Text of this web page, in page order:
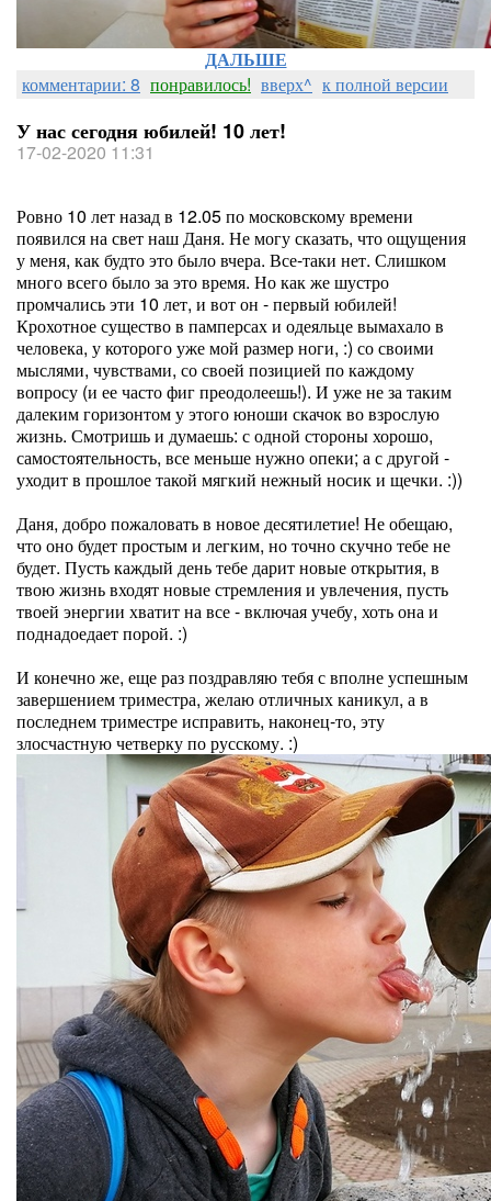
ДАЛЬШЕ
комментарии: 8 понравилось! вверх^ к полной версии
У нас сегодня юбилей! 10 лет!
17-02-2020 11:31
Ровно 10 лет назад в 12.05 по московскому времени
появился на свет наш Даня. Не могу сказать, что ощущения
у меня, как будто это было вчера. Все-таки нет. Слишком
много всего было за это время. Но как же шустро
промчались эти 10 лет, и вот он - первый юбилей!
Крохотное существо в памперсах и одеяльце вымахало в
человека, у которого уже мой размер ноги, :) со своими
мыслями, чувствами, со своей позицией по каждому
вопросу (и ее часто фиг преодолеешь!). И уже не за таким
далеким горизонтом у этого юноши скачок во взрослую
жизнь. Смотришь и думаешь: с одной стороны хорошо,
самостоятельность, все меньше нужно опеки; а с другой -
уходит в прошлое такой мягкий нежный носик и щечки. :))
Даня, добро пожаловать в новое десятилетие! Не обещаю,
что оно будет простым и легким, но точно скучно тебе не
будет. Пусть каждый день тебе дарит новые открытия, в
твою жизнь входят новые стремления и увлечения, пусть
твоей энергии хватит на все - включая учебу, хоть она и
поднадоедает порой. :)
И конечно же, еще раз поздравляю тебя с вполне успешным
завершением триместра, желаю отличных каникул, а в
последнем триместре исправить, наконец-то, эту
злосчастную четверку по русскому. :)